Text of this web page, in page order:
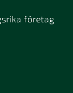
företag